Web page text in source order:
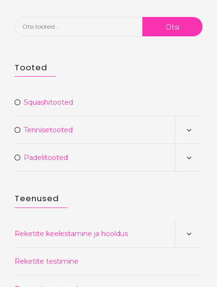
Otsi: Otsi
Tooted
Squashitooted
Tennisetooted
Padelitooted
Teenused
Reketite keelestamine ja hooldus
Reketite testimine